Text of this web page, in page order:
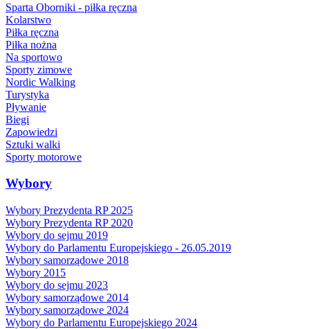
Sparta Oborniki - piłka ręczna
Kolarstwo
Piłka ręczna
Piłka nożna
Na sportowo
Sporty zimowe
Nordic Walking
Turystyka
Pływanie
Biegi
Zapowiedzi
Sztuki walki
Sporty motorowe
Wybory
Wybory Prezydenta RP 2025
Wybory Prezydenta RP 2020
Wybory do sejmu 2019
Wybory do Parlamentu Europejskiego - 26.05.2019
Wybory samorządowe 2018
Wybory 2015
Wybory do sejmu 2023
Wybory samorządowe 2014
Wybory samorządowe 2024
Wybory do Parlamentu Europejskiego 2024